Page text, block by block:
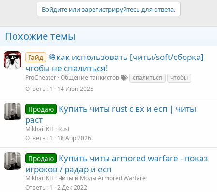
Войдите или зарегистрируйтесь для ответа.
Похожие темы
Гайд
🪖как использовать [читы/soft/сборка]
чтобы не спалиться!
ProCheater Общение танкистов спалиться
чтобы
Ответы 1 14 Июн 2025
Продаю Купить читы rust с вх и есп | читы
раст
Mikhail KH
Rust
Ответы 1 18 Апр 2026
Продаю Купить читы armored warfare - показ
игроков / радар и есп
Mikhail KH
Читы и Моды Armored Warfare
Ответы 1 2 Дек 2022